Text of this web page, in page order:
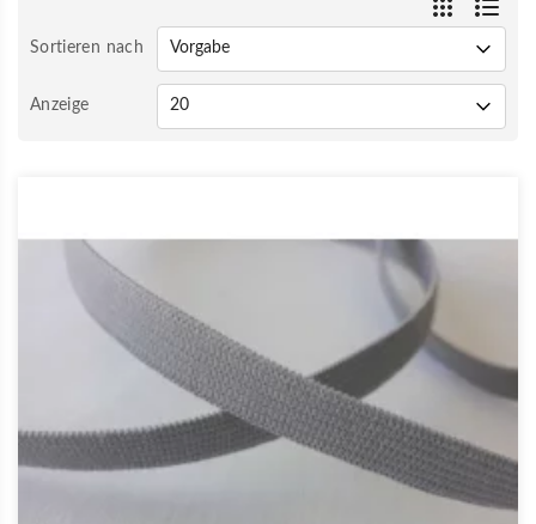
Sortieren nach
Anzeige